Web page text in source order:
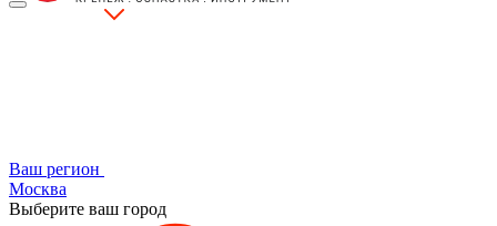
Ваш регион
Москва
Выберите ваш город